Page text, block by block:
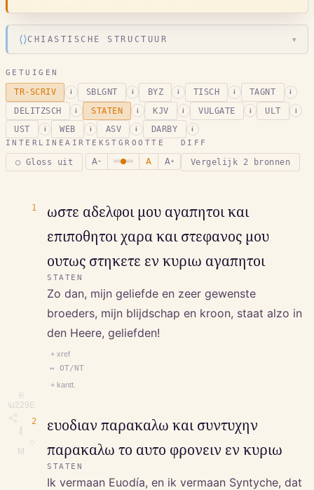
⟨⟩CHIASTISCHE STRUCTUUR ▾
GETUIGEN
TR-SCRIV i SBLGNT i BYZ i TISCH i TAGNT i
DELITZSCH i STATEN i KJV i VULGATE i ULT i
UST i WEB i ASV i DARBY i
INTERLINEAIR
○ Gloss uit
TEKSTGROOTTE
A− A A+
DIFF
Vergelijk 2 bronnen
1
⎘
\u229E
M
ωστε αδελφοι μου αγαπητοι και
επιποθητοι χαρα και στεφανος μου
ουτως στηκετε εν κυριω αγαπητοι
STATEN
Zo dan, mijn geliefde en zeer gewenste
broeders, mijn blijdschap en kroon, staat alzo in
den Heere, geliefden!
+ xref
↔ OT/NT
+ kantt.
2
ευοδιαν παρακαλω και συντυχην
παρακαλω το αυτο φρονειν εν κυριω
STATEN
Ik vermaan Euodía, en ik vermaan Syntyche, dat